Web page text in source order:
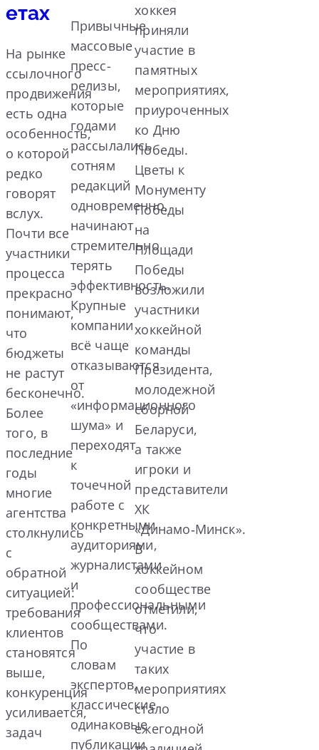
етах
На рынке
ссылочного
продвижения
есть одна
особенность,
о которой
редко
говорят
вслух.
Почти все
участники
процесса
прекрасно
понимают,
что
бюджеты
не растут
бесконечно.
Более
того, в
последние
годы
многие
агентства
столкнулись
с
обратной
ситуацией:
требования
клиентов
становятся
выше,
конкуренция
усиливается,
задач
Привычные
массовые
пресс-
релизы,
которые
годами
рассылались
сотням
редакций
одновременно,
начинают
стремительно
терять
эффективность.
Крупные
компании
всё чаще
отказываются
от
«информационного
шума» и
переходят
к
точечной
работе с
конкретными
аудиториями,
журналистами
и
профессиональными
сообществами.
По
словам
экспертов,
классические
одинаковые
публикации
хоккея
приняли
участие в
памятных
мероприятиях,
приуроченных
ко Дню
Победы.
Цветы к
Монументу
Победы
на
Площади
Победы
возложили
участники
хоккейной
команды
Президента,
молодежной
сборной
Беларуси,
а также
игроки и
представители
ХК
«Динамо‑Минск».
В
хоккейном
сообществе
отметили,
что
участие в
таких
мероприятиях
стало
ежегодной